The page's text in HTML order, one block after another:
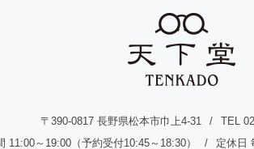
〒390-0817 長野県松本市巾上4-31
TEL
11:00～19:00（予約受付10:45～18:30）
定休日